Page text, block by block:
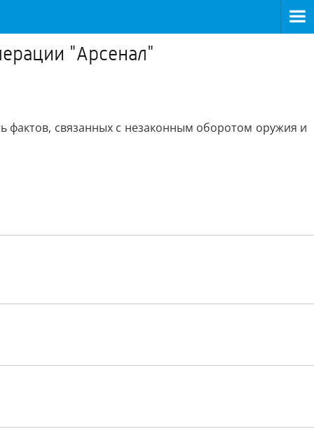
"Арсенал"
фактов, связанных с незаконным оборотом оружия и